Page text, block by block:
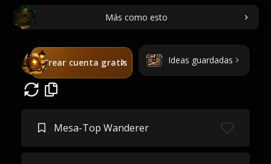
Más como esto
Crear cuenta gratis Ideas guardadas
Mesa-Top Wanderer